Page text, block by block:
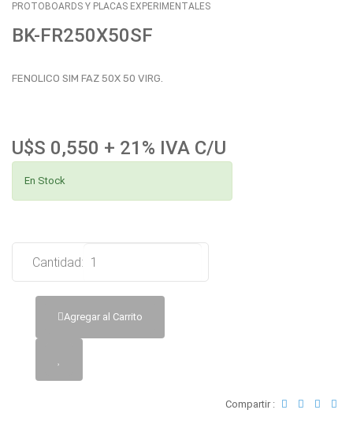
PROTOBOARDS Y PLACAS EXPERIMENTALES
BK-FR250X50SF
FENOLICO SIM FAZ 50X 50 VIRG.
U$S 0,550 + 21% IVA C/U
En Stock
Cantidad:
Agregar al Carrito
Compartir :